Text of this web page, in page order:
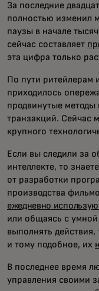
За последние
полностью изменил
паузы в начале
сейчас составляет
эта цифра только
По пути ритейлерам
приходилось
продвинутые
транзакций. Сейчас
крупного
Если вы следили за
интеллекте, то
от разработки
производства
ежедневно
или общаясь с умной
выполнять действия,
и тому подобное, их
В последнее время
управления своими